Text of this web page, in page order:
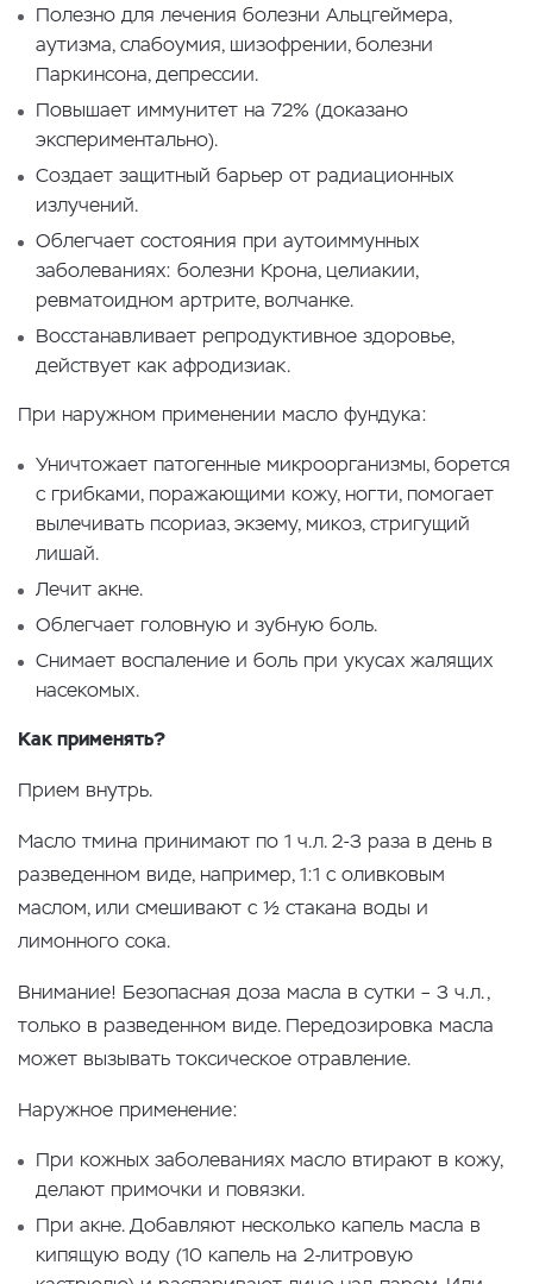
Полезно для лечения болезни Альцгеймера,
аутизма, слабоумия, шизофрении, болезни
Паркинсона, депрессии.
Повышает иммунитет на 72% (доказано
экспериментально).
Создает защитный барьер от радиационных
излучений.
Облегчает состояния при аутоиммунных
заболеваниях: болезни Крона, целиакии,
ревматоидном артрите, волчанке.
Восстанавливает репродуктивное здоровье,
действует как афродизиак.
При наружном применении масло фундука:
Уничтожает патогенные микроорганизмы, борется
с грибками, поражающими кожу, ногти, помогает
вылечивать псориаз, экзему, микоз, стригущий
лишай.
Лечит акне.
Облегчает головную и зубную боль.
Снимает воспаление и боль при укусах жалящих
насекомых.
Как применять?
Прием внутрь.
Масло тмина принимают по 1 ч.л. 2-3 раза в день в
разведенном виде, например, 1:1 с оливковым
маслом, или смешивают с ½ стакана воды и
лимонного сока.
Внимание! Безопасная доза масла в сутки – 3 ч.л.,
только в разведенном виде. Передозировка масла
может вызывать токсическое отравление.
Наружное применение:
При кожных заболеваниях масло втирают в кожу,
делают примочки и повязки.
При акне. Добавляют несколько капель масла в
кипящую воду (10 капель на 2-литровую